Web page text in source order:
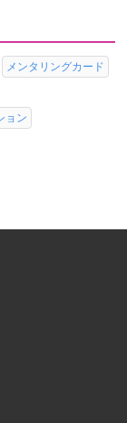
メンタリングカード
ョン